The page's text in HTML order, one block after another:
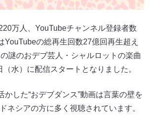
万人、YouTubeチャンネル登録者数
YouTubeの総再生回数27億回再生超え
謎のおデブ芸人・シャルロットの楽曲
水）に配信スタートとなりました。
かした“おデブダンス”動画は言葉の壁を
ネシアの方に多く視聴されています。